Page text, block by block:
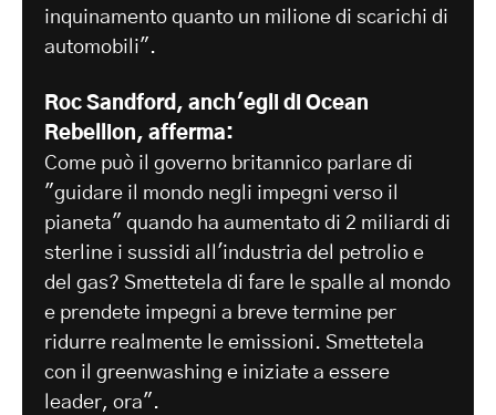
inquinamento quanto un milione di scarichi di
automobili".
Roc Sandford, anch'egli di Ocean
Rebellion, afferma:
Come può il governo britannico parlare di
"guidare il mondo negli impegni verso il
pianeta" quando ha aumentato di 2 miliardi di
sterline i sussidi all'industria del petrolio e
del gas? Smettetela di fare le spalle al mondo
e prendete impegni a breve termine per
ridurre realmente le emissioni. Smettetela
con il greenwashing e iniziate a essere
leader, ora".